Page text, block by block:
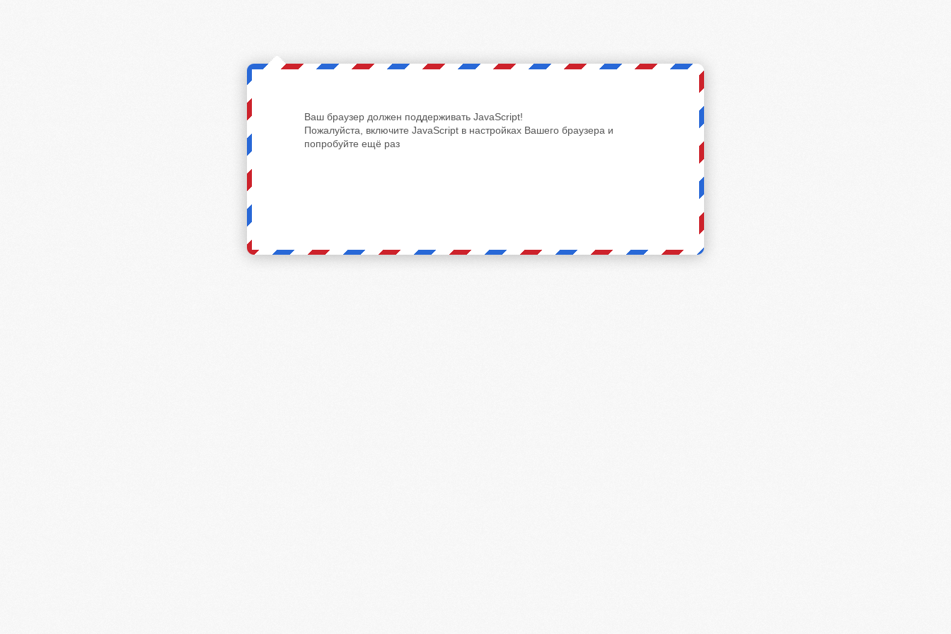
Ваш браузер должен поддерживать JavaScript!
Пожалуйста, включите JavaScript в настройках Вашего браузера и
попробуйте ещё раз